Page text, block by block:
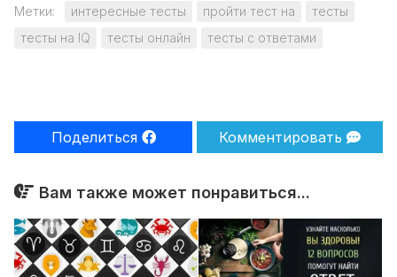
Метки: интересные тесты пройти тест на
тесты
тесты на IQ
тесты онлайн тесты с ответами
Поделиться Комментировать
Вам также может понравиться...